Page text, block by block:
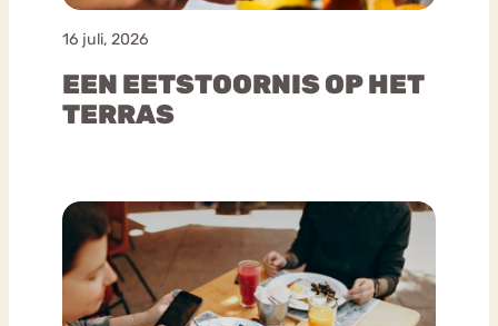
16 juli, 2026
EEN EETSTOORNIS OP HET
TERRAS